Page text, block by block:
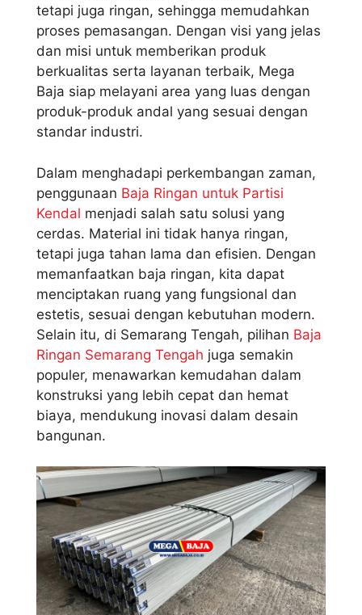
tetapi juga ringan, sehingga memudahkan
proses pemasangan. Dengan visi yang jelas
dan misi untuk memberikan produk
berkualitas serta layanan terbaik, Mega
Baja siap melayani area yang luas dengan
produk-produk andal yang sesuai dengan
standar industri.
Dalam menghadapi perkembangan zaman,
penggunaan Baja Ringan untuk Partisi
Kendal menjadi salah satu solusi yang
cerdas. Material ini tidak hanya ringan,
tetapi juga tahan lama dan efisien. Dengan
memanfaatkan baja ringan, kita dapat
menciptakan ruang yang fungsional dan
estetis, sesuai dengan kebutuhan modern.
Selain itu, di Semarang Tengah, pilihan Baja
Ringan Semarang Tengah juga semakin
populer, menawarkan kemudahan dalam
konstruksi yang lebih cepat dan hemat
biaya, mendukung inovasi dalam desain
bangunan.